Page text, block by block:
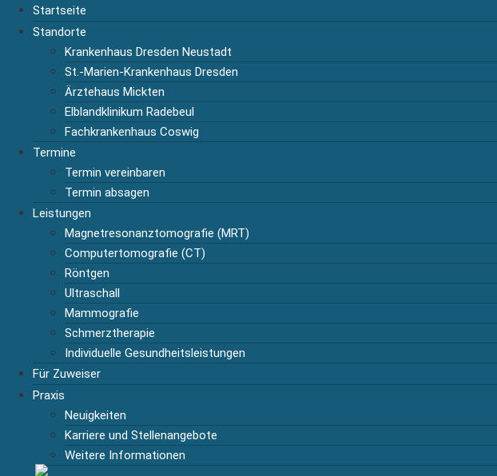
Startseite
Standorte
Krankenhaus Dresden Neustadt
St.-Marien-Krankenhaus Dresden
Ärztehaus Mickten
Elblandklinikum Radebeul
Fachkrankenhaus Coswig
Termine
Termin vereinbaren
Termin absagen
Leistungen
Magnetresonanztomografie (MRT)
Computertomografie (CT)
Röntgen
Ultraschall
Mammografie
Schmerztherapie
Individuelle Gesundheitsleistungen
Für Zuweiser
Praxis
Neuigkeiten
Karriere und Stellenangebote
Weitere Informationen